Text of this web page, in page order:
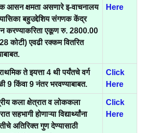
आसन क्षमता असणारे इ-वाचनालय
बहुउद्देशिय संगणक केंद्र
करण्याकरिता एकूण रु. 2800.00
कोटी) एवढी रक्कम वितरित
Here
ते इयत्ता 4 थी पर्यंतचे वर्ग
9 किंवा 9 नंतर भरवण्याबाबत.
Click
Here
कला क्षेत्रात व लोककला
सहभागी होणाऱ्या विद्यार्थ्यांना
अतिरिक्त गुण देण्यासाठी
Click
Here